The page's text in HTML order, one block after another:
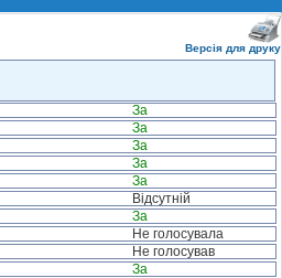
Версія для друку
За
За
За
За
За
Відсутній
За
Не голосувала
Не голосував
За